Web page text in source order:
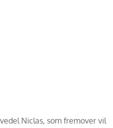
Niclas, som fremover vil